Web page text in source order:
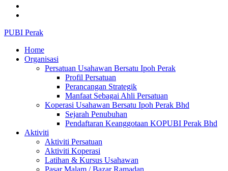
PUBI Perak
Home
Organisasi
Persatuan Usahawan Bersatu Ipoh Perak
Profil Persatuan
Perancangan Strategik
Manfaat Sebagai Ahli Persatuan
Koperasi Usahawan Bersatu Ipoh Perak Bhd
Sejarah Penubuhan
Pendaftaran Keanggotaan KOPUBI Perak Bhd
Aktiviti
Aktiviti Persatuan
Aktiviti Koperasi
Latihan & Kursus Usahawan
Pasar Malam / Bazar Ramadan